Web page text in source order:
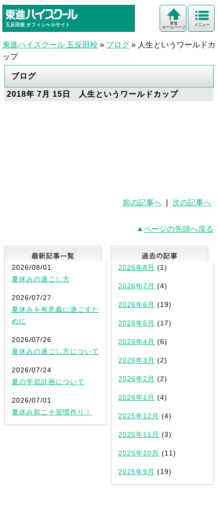
五反田校 オフィシャルサイト メニュー
東進
ホームページ
東進ハイスクール 五反田校 » ブログ » 人生というワールドカ
ップ
ブログ
2018年 7月 15日 人生というワールドカップ
前の記事へ 次の記事へ
ページの先頭へ戻る
最新記事一覧
2026/08/01
夏休みの過ごし方
2026/07/27
夏休みを有意義に過ごすた
めに
2026/07/26
夏休みの過ごし方について
2026/07/24
夏の学習計画について
2026/07/01
夏休み前こそ習慣作り！
2026年8月 (1)
2026年7月 (4)
2026年6月 (19)
2026年5月 (17)
2026年4月 (6)
2026年3月 (2)
2026年2月 (2)
2026年1月 (4)
2025年12月 (4)
2025年11月 (3)
2025年10月 (11)
2025年9月 (19)